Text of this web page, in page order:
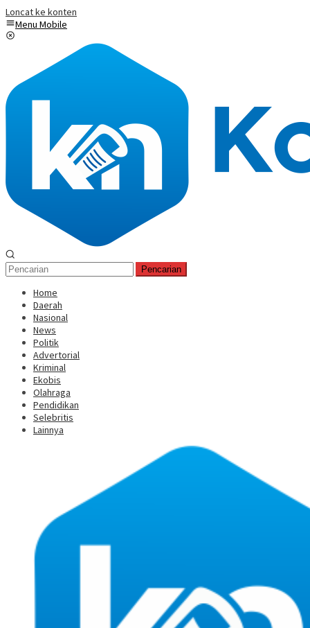
Loncat ke konten
Menu Mobile
Pencarian
Home
Daerah
Nasional
News
Politik
Advertorial
Kriminal
Ekobis
Olahraga
Pendidikan
Selebritis
Lainnya